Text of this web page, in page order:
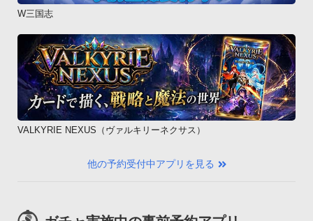
W三国志
VALKYRIE NEXUS（ヴァルキリーネクサス）
他の予約受付中アプリを見る